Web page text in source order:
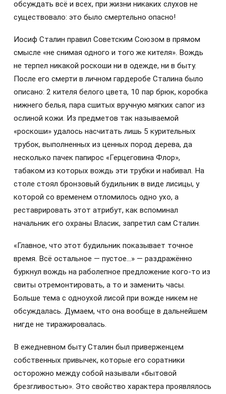
обсуждать всё и всех, при жизни никаких слухов не
существовало: это было смертельно опасно!
Иосиф Сталин правил Советским Союзом в прямом
смысле «не снимая одного и того же кителя». Вождь
не терпел никакой роскоши ни в одежде, ни в быту.
После его смерти в личном гардеробе Сталина было
описано: 2 кителя белого цвета, 10 пар брюк, коробка
нижнего белья, пара сшитых вручную мягких сапог из
ослиной кожи. Из предметов так называемой
«роскоши» удалось насчитать лишь 5 курительных
трубок, выполненных из ценных пород дерева, да
несколько пачек папирос «Герцеговина Флор»,
табаком из которых вождь эти трубки и набивал. На
столе стоял бронзовый будильник в виде лисицы, у
которой со временем отломилось одно ухо, а
реставрировать этот атрибут, как вспоминал
начальник его охраны Власик, запретил сам Сталин.
«Главное, что этот будильник показывает точное
время. Всё остальное — пустое…» — раздражённо
буркнул вождь на раболепное предложение кого-то из
свиты отремонтировать, а то и заменить часы.
Больше тема с одноухой лисой при вожде никем не
обсуждалась. Думаем, что она вообще в дальнейшем
нигде не тиражировалась.
В ежедневном быту Сталин был приверженцем
собственных привычек, которые его соратники
осторожно между собой называли «бытовой
брезгливостью». Это свойство характера проявлялось